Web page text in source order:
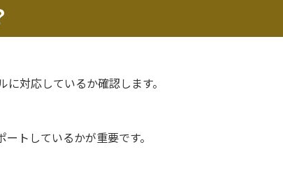
対応しているか確認します。
トしているかが重要です。